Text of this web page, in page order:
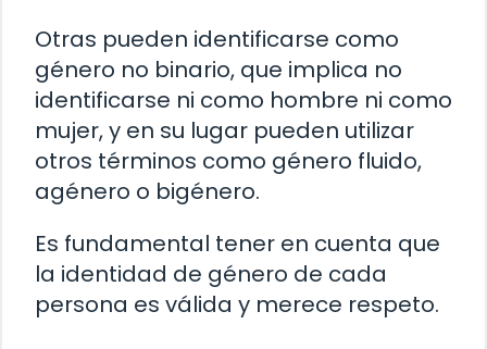
Otras pueden identificarse como
género no binario, que implica no
identificarse ni como hombre ni como
mujer, y en su lugar pueden utilizar
otros términos como género fluido,
agénero o bigénero.
Es fundamental tener en cuenta que
la identidad de género de cada
persona es válida y merece respeto.